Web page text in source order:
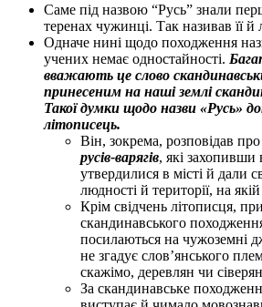
Саме під назвою “Русь” знали
теренах чужинці. Так називав її й
Одначе нині щодо походження
учених немає одностайності.
вважають це слово
принесеним на наші землі
Такої думки щодо назви «Русь»
літописець.
Він, зокрема, розповідав про
русів-варягів, які захопивши
утвердилися в місті й дали
людності й території, на
Крім свідчень літописця,
скандинавського
посилаються на чужоземні
не згадує слов’янського
скажімо, деревлян чи
За скандинавське